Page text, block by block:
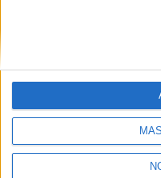
Y como regalo de
gratis una copia de
primer año de universidad